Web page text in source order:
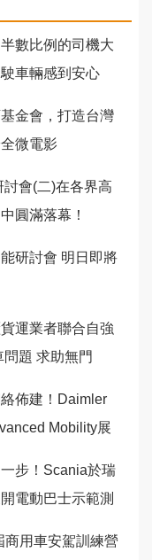
數比例的司機大
車輛感到安心
金會，打造台灣
微電影
會(二)在各界高
圓滿落幕！
研討會 明日即將
運業者聯合自強
題 求助無門
佈建！Daimler
Mobility展
步！Scania於瑞
電動巴士示範測
商用車安駕訓練營